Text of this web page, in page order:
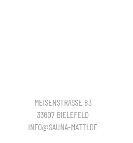
MEISENSTRASSE 83
33607 BIELEFELD
INFO@SAUNA-MATTI.DE